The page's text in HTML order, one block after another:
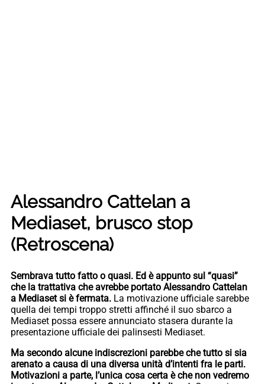
Alessandro Cattelan a
Mediaset, brusco stop
(Retroscena)
Sembrava tutto fatto o quasi. Ed è appunto sul “quasi”
che la trattativa che avrebbe portato Alessandro Cattelan
a Mediaset si è fermata. La motivazione ufficiale sarebbe
quella dei tempi troppo stretti affinché il suo sbarco a
Mediaset possa essere annunciato stasera durante la
presentazione ufficiale dei palinsesti Mediaset.
Ma secondo alcune indiscrezioni parebbe che tutto si sia
arenato a causa di una diversa unità d’intenti fra le parti.
Motivazioni a parte, l’unica cosa certa è che non vedremo